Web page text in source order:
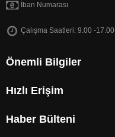
İban Numarası
Çalışma Saatleri: 9.00 -17.00
Önemli Bilgiler
Hızlı Erişim
Haber Bülteni